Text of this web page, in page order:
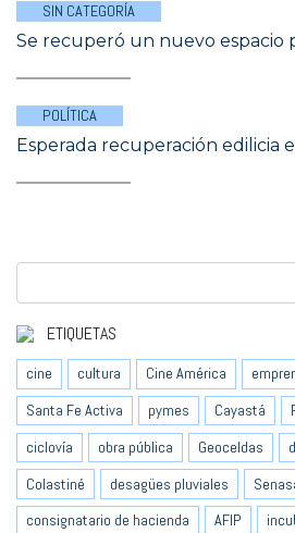
SIN CATEGORÍA
Se recuperó un nuevo espacio
POLÍTICA
Esperada recuperación edilicia
ETIQUETAS
cine cultura Cine América
Santa Fe Activa
pymes Cayastá
ciclovía
obra pública Geoceldas
Colastiné
desagües pluviales
consignatario de hacienda
AFIP